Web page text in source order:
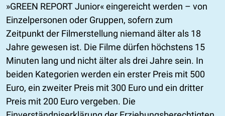
»GREEN REPORT Junior« eingereicht werden – von
Einzelpersonen oder Gruppen, sofern zum
Zeitpunkt der Filmerstellung niemand älter als 18
Jahre gewesen ist. Die Filme dürfen höchstens 15
Minuten lang und nicht älter als drei Jahre sein. In
beiden Kategorien werden ein erster Preis mit 500
Euro, ein zweiter Preis mit 300 Euro und ein dritter
Preis mit 200 Euro vergeben. Die